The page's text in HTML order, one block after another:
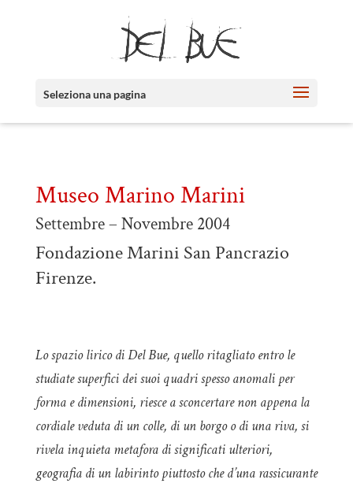
Seleziona una pagina
Museo Marino Marini
Settembre – Novembre 2004
Fondazione Marini San Pancrazio
Firenze.
Lo spazio lirico di Del Bue, quello ritagliato entro le
studiate superfici dei suoi quadri spesso anomali per
forma e dimensioni, riesce a sconcertare non appena la
cordiale veduta di un colle, di un borgo o di una riva, si
rivela inquieta metafora di significati ulteriori,
geografia di un labirinto piuttosto che d’una rassicurante